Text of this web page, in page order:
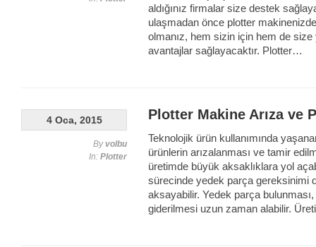
aldığınız firmalar size destek
ulaşmadan önce plotter makinenizde
olmanız, hem sizin için hem de
avantajlar sağlayacaktır. Plotter…
Plotter Makine Arıza ve
Teknolojik ürün kullanımında
ürünlerin arızalanması ve tamir
üretimde büyük aksaklıklara yol
sürecinde yedek parça gereksinimi
aksayabilir. Yedek parça bulunması,
giderilmesi uzun zaman alabilir.
4 Oca, 2015
Byvolbu
In: Plotter